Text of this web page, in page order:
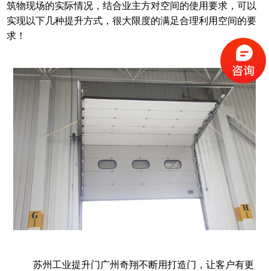
筑物现场的实际情况，结合业主方对空间的使用要求，可以
实现以下几种提升方式，很大限度的满足合理利用空间的要
求！
苏州工业提升门 广州奇翔不断用打造门，让客户有更